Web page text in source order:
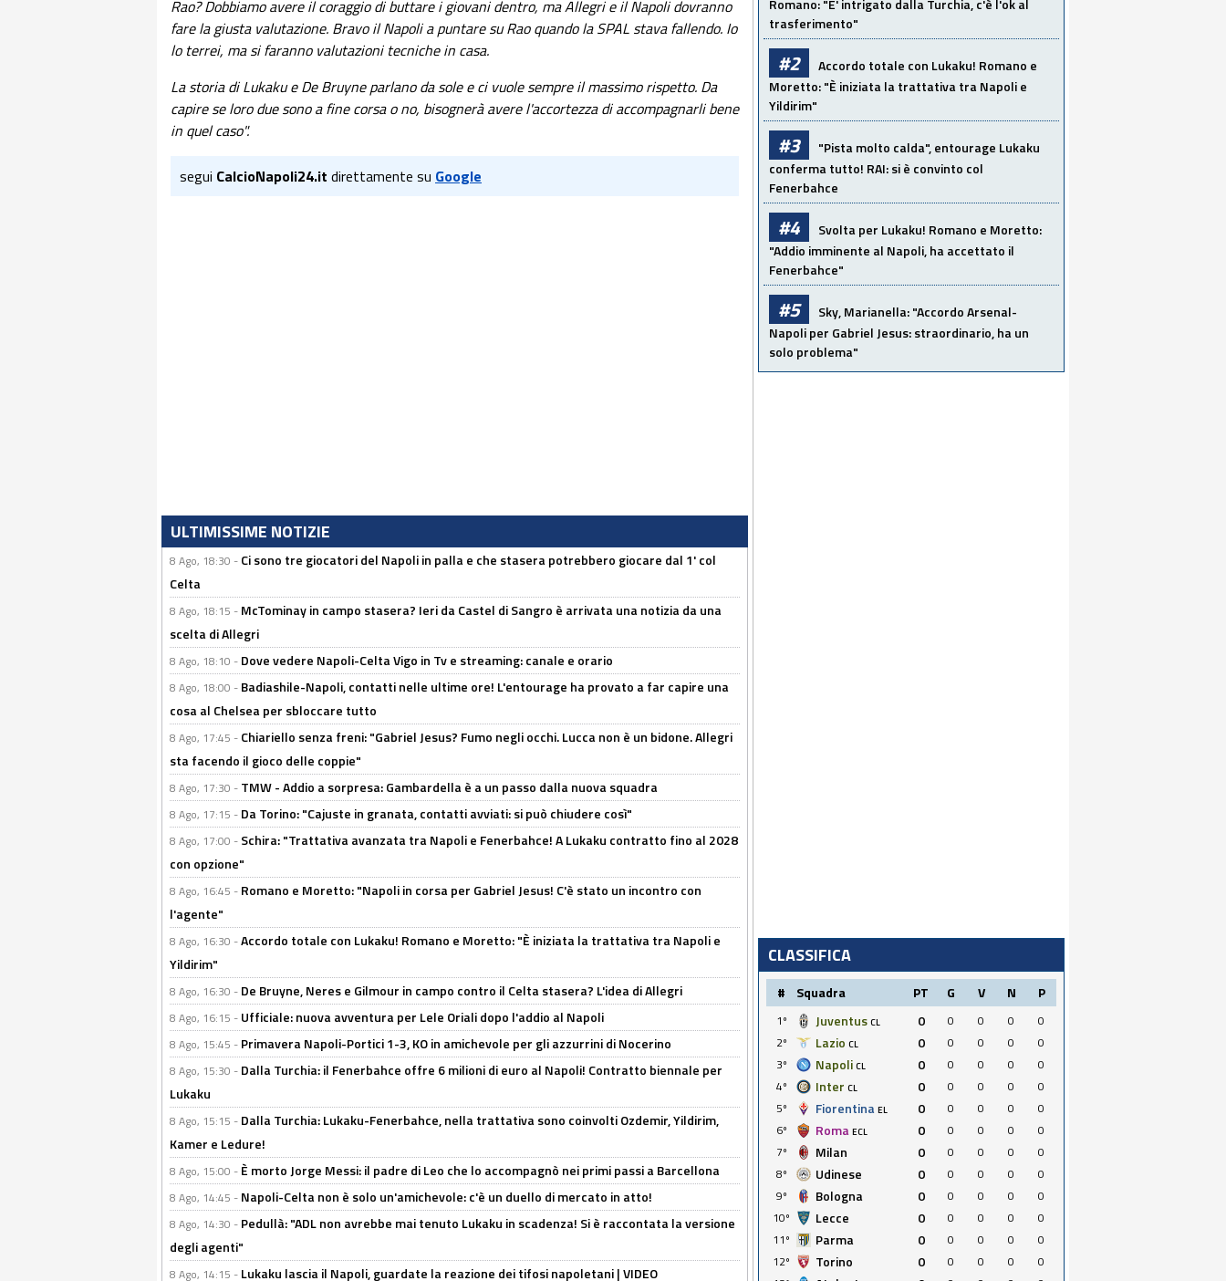
Rao? Dobbiamo avere il coraggio di buttare i giovani dentro, ma Allegri e il Napoli dovranno
fare la giusta valutazione. Bravo il Napoli a puntare su Rao quando la SPAL stava fallendo. Io
lo terrei, ma si faranno valutazioni tecniche in casa.
La storia di Lukaku e De Bruyne parlano da sole e ci vuole sempre il massimo rispetto. Da
capire se loro due sono a fine corsa o no, bisognerà avere l'accortezza di accompagnarli bene
in quel caso".
segui CalcioNapoli24.it direttamente su Google
ULTIMISSIME NOTIZIE
8 Ago, 18:30 - Ci sono tre giocatori del Napoli in palla e che stasera potrebbero giocare dal 1' col
Celta
8 Ago, 18:15 - McTominay in campo stasera? Ieri da Castel di Sangro è arrivata una notizia da una
scelta di Allegri
8 Ago, 18:10 - Dove vedere Napoli-Celta Vigo in Tv e streaming: canale e orario
8 Ago, 18:00 - Badiashile-Napoli, contatti nelle ultime ore! L'entourage ha provato a far capire una
cosa al Chelsea per sbloccare tutto
8 Ago, 17:45 - Chiariello senza freni: "Gabriel Jesus? Fumo negli occhi. Lucca non è un bidone. Allegri
sta facendo il gioco delle coppie"
8 Ago, 17:30 - TMW - Addio a sorpresa: Gambardella è a un passo dalla nuova squadra
8 Ago, 17:15 - Da Torino: "Cajuste in granata, contatti avviati: si può chiudere così"
8 Ago, 17:00 - Schira: "Trattativa avanzata tra Napoli e Fenerbahce! A Lukaku contratto fino al 2028
con opzione"
8 Ago, 16:45 - Romano e Moretto: "Napoli in corsa per Gabriel Jesus! C'è stato un incontro con
l'agente"
8 Ago, 16:30 -Accordo totale con Lukaku! Romano e Moretto: "È iniziata la trattativa tra Napoli e
Yildirim"
8 Ago, 16:30 - De Bruyne, Neres e Gilmour in campo contro il Celta stasera? L'idea di Allegri
8 Ago, 16:15 - Ufficiale: nuova avventura per Lele Oriali dopo l'addio al Napoli
8 Ago, 15:45 - Primavera Napoli-Portici 1-3, KO in amichevole per gli azzurrini di Nocerino
8 Ago, 15:30 - Dalla Turchia: il Fenerbahce offre 6 milioni di euro al Napoli! Contratto biennale per
Lukaku
8 Ago, 15:15 - Dalla Turchia: Lukaku-Fenerbahce, nella trattativa sono coinvolti Ozdemir, Yildirim,
Kamer e Ledure!
8 Ago, 15:00 - È morto Jorge Messi: il padre di Leo che lo accompagnò nei primi passi a Barcellona
8 Ago, 14:45 - Napoli-Celta non è solo un'amichevole: c'è un duello di mercato in atto!
8 Ago, 14:30 - Pedullà: "ADL non avrebbe mai tenuto Lukaku in scadenza! Si è raccontata la versione
degli agenti"
8 Ago, 14:15 - Lukaku lascia il Napoli, guardate la reazione dei tifosi napoletani | VIDEO
Romano: "E' intrigato dalla Turchia, c'è l'ok al
trasferimento"
#2
Accordo totale con Lukaku! Romano e
Moretto: "È iniziata la trattativa tra Napoli e
Yildirim"
#3
"Pista molto calda", entourage Lukaku
conferma tutto! RAI: si è convinto col
Fenerbahce
#4
Svolta per Lukaku! Romano e Moretto:
"Addio imminente al Napoli, ha accettato il
Fenerbahce"
#5
Sky, Marianella: "Accordo Arsenal-
Napoli per Gabriel Jesus: straordinario, ha un
solo problema"
CLASSIFICA
# Squadra PT G V N P
1º Juventus CL 0 0 0 0
0
2º
Lazio CL 0 0 0 0
0
3º
Napoli CL 0 0 0 0
0
4º
Inter CL 0 0 0 0
0
5º
Fiorentina EL 0 0 0 0
0
6º
Roma ECL 0 0 0 0
0
7º
Milan 0 0 0 0
0
8º
Udinese 0 0 0 0
0
9º
Bologna 0 0 0 0
0
10º
Lecce 0 0 0 0
0
11º
Parma 0 0 0 0
0
12º
Torino 0 0 0 0
0